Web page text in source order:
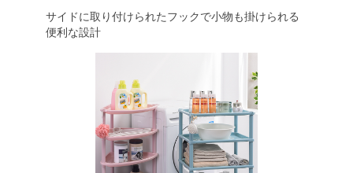
サイドに取り付けられたフックで小物も掛けられる
便利な設計